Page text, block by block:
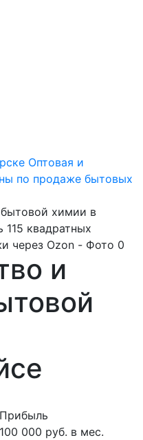
Оптовая и
по продаже бытовых
и
Прибыль
100 000 руб. в мес.